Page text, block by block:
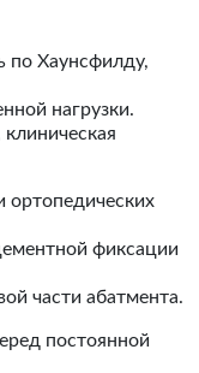
по Хаунсфилду,
нагрузки.
ортопедических
фиксации
части абатмента.
постоянной